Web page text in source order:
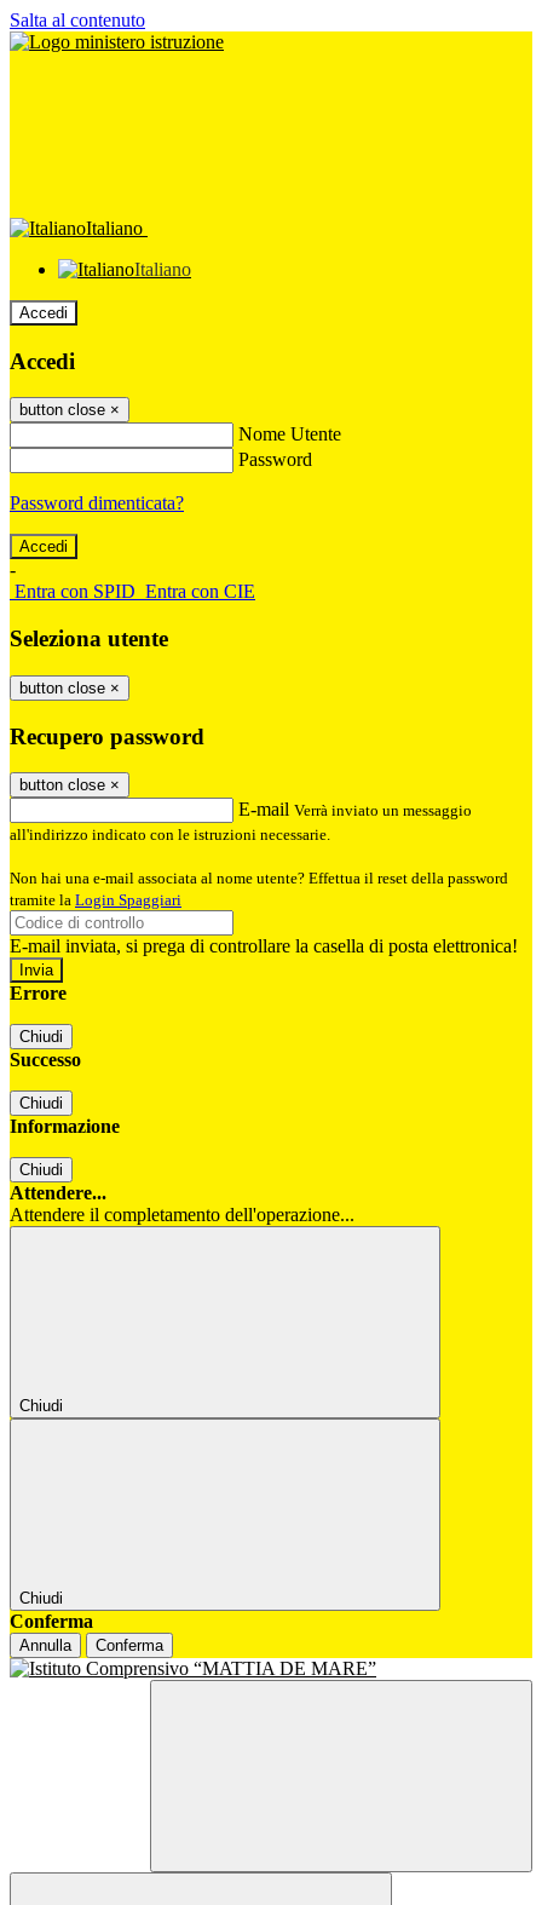
Salta al contenuto
Italiano
Italiano
Accedi
Accedi
button close ×
Nome Utente
Password
Password dimenticata?
-
Entra con SPID Entra con CIE
Seleziona utente
button close ×
Recupero password
button close ×
E-mail Verrà inviato un messaggio
all'indirizzo indicato con le istruzioni necessarie.
Non hai una e-mail associata al nome utente? Effettua il reset della password
tramite la Login Spaggiari
E-mail inviata, si prega di controllare la casella di posta elettronica!
Errore
Chiudi
Successo
Chiudi
Informazione
Chiudi
Attendere...
Attendere il completamento dell'operazione...
Chiudi
Chiudi
Conferma
Annulla Conferma